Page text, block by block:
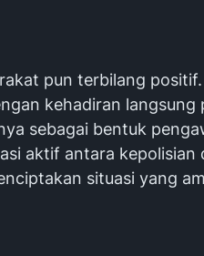
pun terbilang
kehadiran
sebagai bentuk
aktif antara
situasi yang